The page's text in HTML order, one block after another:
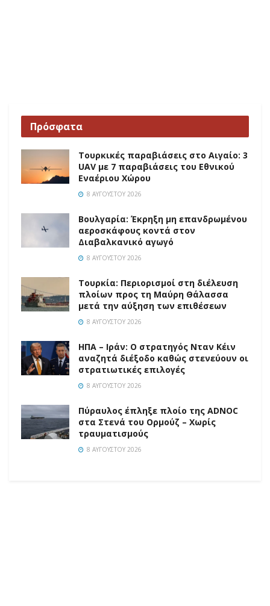
Πρόσφατα
Τουρκικές παραβιάσεις στο Αιγαίο: 3
UAV με 7 παραβιάσεις του Εθνικού
Εναέριου Χώρου
8 ΑΥΓΟΎΣΤΟΥ 2026
Βουλγαρία: Έκρηξη μη επανδρωμένου
αεροσκάφους κοντά στον
Διαβαλκανικό αγωγό
8 ΑΥΓΟΎΣΤΟΥ 2026
Τουρκία: Περιορισμοί στη διέλευση
πλοίων προς τη Μαύρη Θάλασσα
μετά την αύξηση των επιθέσεων
8 ΑΥΓΟΎΣΤΟΥ 2026
ΗΠΑ – Ιράν: Ο στρατηγός Νταν Κέιν
αναζητά διέξοδο καθώς στενεύουν οι
στρατιωτικές επιλογές
8 ΑΥΓΟΎΣΤΟΥ 2026
Πύραυλος έπληξε πλοίο της ADNOC
στα Στενά του Ορμούζ – Χωρίς
τραυματισμούς
8 ΑΥΓΟΎΣΤΟΥ 2026